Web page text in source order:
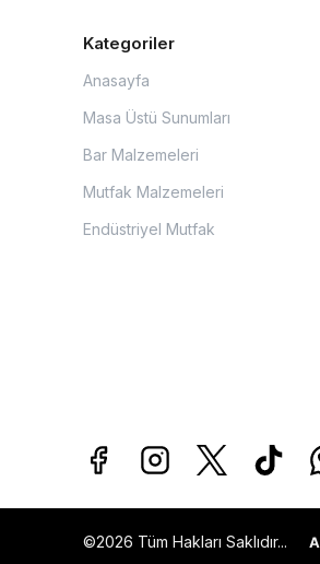
Kategoriler
Anasayfa
Masa Üstü Sunumları
Bar Malzemeleri
Mutfak Malzemeleri
Endüstriyel Mutfak
©2026 Tüm Hakları Saklıdır... A